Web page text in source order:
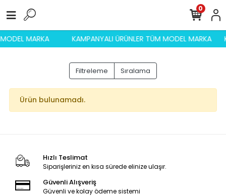
MARKA KAMPANYALI ÜRÜNLER TÜM MODEL MARKA
0
Filtreleme Sıralama
Ürün bulunamadı.
Hızlı Teslimat
Siparişleriniz en kısa sürede elinize ulaşır.
Güvenli Alışveriş
Güvenli ve kolay ödeme sistemi